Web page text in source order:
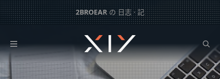
2BROEARの 日志 · 記
压缩了站点全局静态文件
下一篇：拖更日志 v3.0